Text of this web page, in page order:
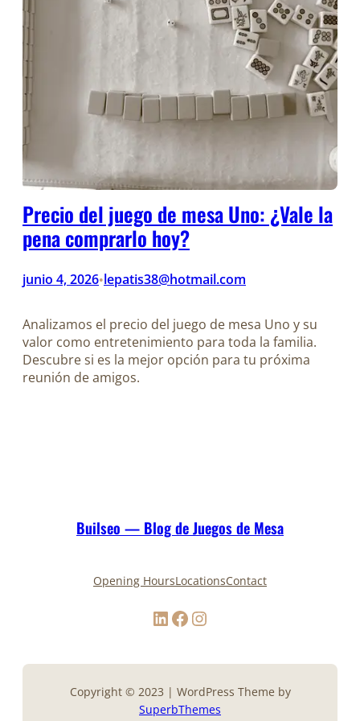
Precio del juego de mesa Uno: ¿Vale la
pena comprarlo hoy?
junio 4, 2026•lepatis38@hotmail.com
Analizamos el precio del juego de mesa Uno y su
valor como entretenimiento para toda la familia.
Descubre si es la mejor opción para tu próxima
reunión de amigos.
Builseo — Blog de Juegos de Mesa
Opening HoursLocationsContact
LinkedIn Facebook Instagram
Copyright © 2023 | WordPress Theme by
SuperbThemes